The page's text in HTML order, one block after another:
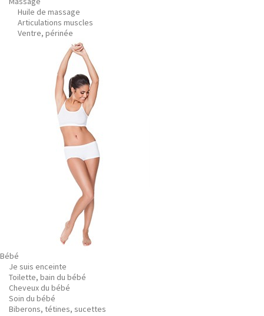
Huile de massage
Articulations muscles
Ventre, périnée
Bébé
Je suis enceinte
Toilette, bain du bébé
Cheveux du bébé
Soin du bébé
Biberons, tétines, sucettes